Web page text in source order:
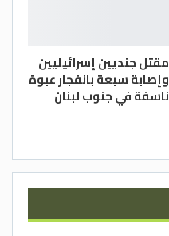
مقتل جنديين إسرائيليين
وإصابة سبعة بانفجار عبوة
ناسفة في جنوب لبنان